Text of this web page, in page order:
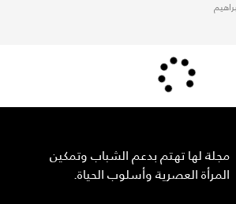
مجلة لها تهتم بدعم الشباب وتمكين
المرأة العصرية وأسلوب الحياة.